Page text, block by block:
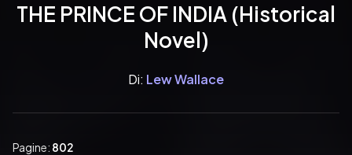
THE PRINCE OF INDIA (Historical
Novel)
Di: Lew Wallace
Pagine: 802